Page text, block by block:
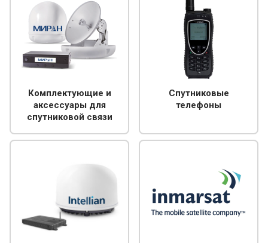
Комплектующие и
аксессуары для
спутниковой связи
Спутниковые
телефоны